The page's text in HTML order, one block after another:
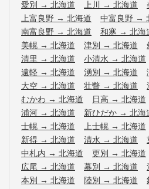
愛別 → 北海道 上川 → 北海道
上富良野 → 北海道 中富良野 →
南富良野 → 北海道 和寒 → 北海
美幌 → 北海道 津別 → 北海道
清里 → 北海道 小清水 → 北海道
遠軽 → 北海道 湧別 → 北海道
大空 → 北海道 壮瞥 → 北海道
むかわ → 北海道 日高 → 北海道
浦河 → 北海道 新ひだか → 北海
士幌 → 北海道 上士幌 → 北海道
新得 → 北海道 清水 → 北海道
中札内 → 北海道 更別 → 北海道
広尾 → 北海道 幕別 → 北海道
本別 → 北海道 陸別 → 北海道